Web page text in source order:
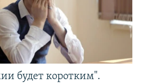
будет коротким".